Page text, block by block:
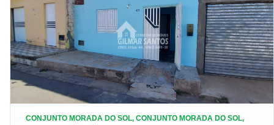
CONJUNTO MORADA DO SOL, CONJUNTO MORADA DO SOL,